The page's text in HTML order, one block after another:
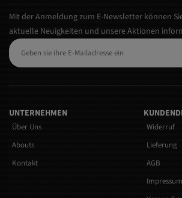
Mit der Anmeldung zum E-Newsletter können
aktuelle Neuigkeiten und unsere Aktionen
UNTERNEHMEN
Über Uns
Abouts
Kontakt
Widerruf
Lieferung
AGB
Impressum